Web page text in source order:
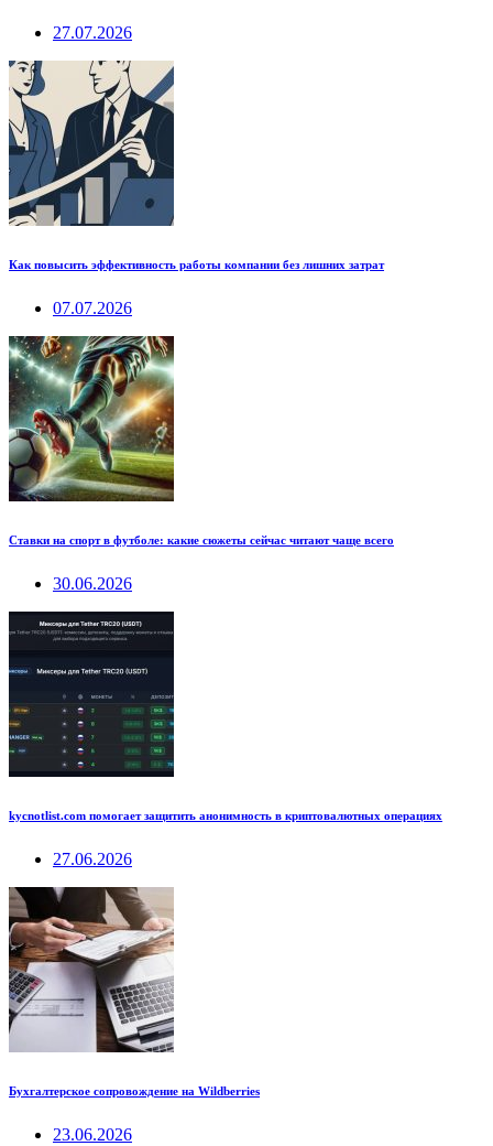
27.07.2026
Как повысить эффективность работы компании без лишних затрат
07.07.2026
Ставки на спорт в футболе: какие сюжеты сейчас читают чаще всего
30.06.2026
kycnotlist.com помогает защитить анонимность в криптовалютных операциях
27.06.2026
Бухгалтерское сопровождение на Wildberries
23.06.2026